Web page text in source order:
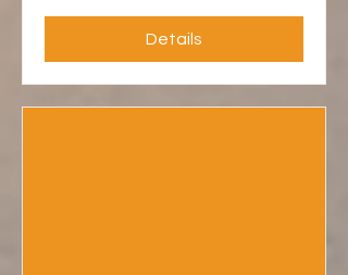
Details